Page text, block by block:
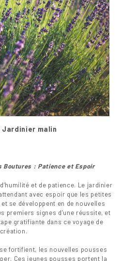
Jardinier malin
Boutures : Patience et Espoir
et de patience. Le jardinier
avec espoir que les petites
se développent en de nouvelles
premiers signes d’une réussite, et
gratifiante dans ce voyage de
création.
fortifient, les nouvelles pousses
Ces jeunes pousses portent la